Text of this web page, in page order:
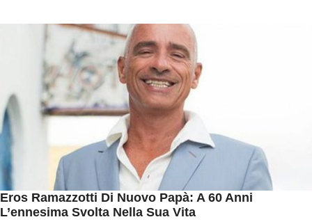
Eros Ramazzotti Di Nuovo Papà: A 60 Anni
L’ennesima Svolta Nella Sua Vita